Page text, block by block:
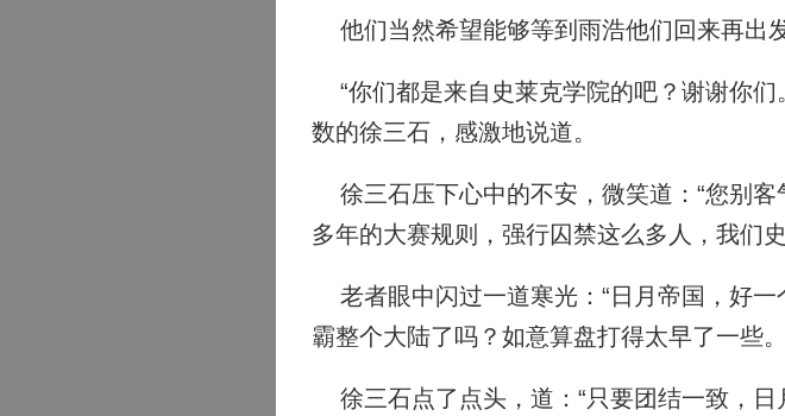
他们当然希望能够等到雨浩他们回来再出
“你们都是来自史莱克学院的吧？谢谢你们
数的徐三石，感激地说道。
徐三石压下心中的不安，微笑道：“您别
多年的大赛规则，强行囚禁这么多人，我们
老者眼中闪过一道寒光：“日月帝国，好
霸整个大陆了吗？如意算盘打得太早了一些
徐三石点了点头，道：“只要团结一致，